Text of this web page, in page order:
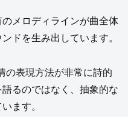
のメロディラインが曲全体
ドを生み出しています。
の表現方法が非常に詩的
るのではなく、抽象的な
ます。